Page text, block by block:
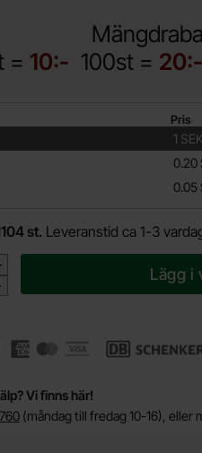
= 10:- 100st = 20:-
Pris
1 SEK
0.20
0.05
st. Leveranstid ca 1-3
Lägg i
Vi finns här!
(måndag till fredag 10-16), eller